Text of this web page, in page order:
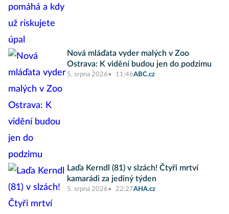
Nová mláďata vyder malých v Zoo
Ostrava: K vidění budou jen do podzimu
5. srpna 2026 11:46ABC.cz
Laďa Kerndl (81) v slzách! Čtyři mrtví
kamarádi za jediný týden
5. srpna 2026 22:27AHA.cz